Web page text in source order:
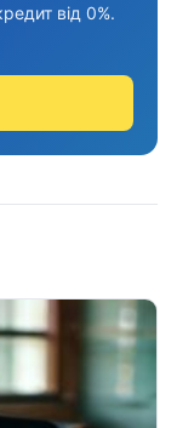
від 0%.